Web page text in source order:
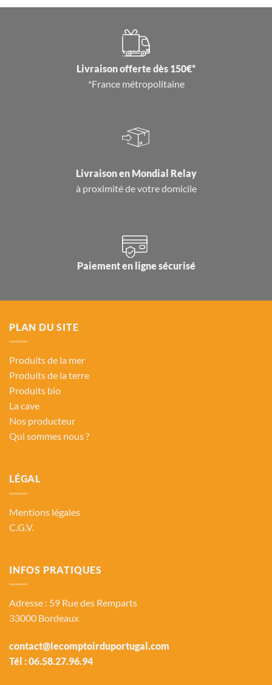
Livraison offerte dès 150€*
*France métropolitaine
Livraison en Mondial Relay
à proximité de votre domicile
Paiement en ligne sécurisé
PLAN DU SITE
Produits de la mer
Produits de la terre
Produits bio
La cave
Nos producteur
Qui sommes nous ?
LÉGAL
Mentions légales
C.G.V.
INFOS PRATIQUES
Adresse : 59 Rue des Remparts
33000 Bordeaux
contact@lecomptoirduportugal.com
Tél :06.58.27.96.94